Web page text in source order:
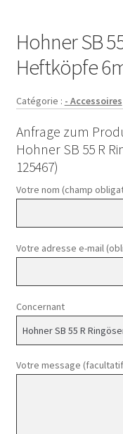
Hohner SB
Heftköpfe
Catégorie : - Accessoires
Anfrage zum
Hohner SB 55 R
125467)
Votre nom (champ
Votre adresse e-mail
Concernant
Votre message